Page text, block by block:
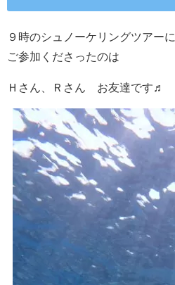
９時のシュノーケリングツアーに
ご参加くださったのは
Ｈさん、Ｒさん お友達です♬